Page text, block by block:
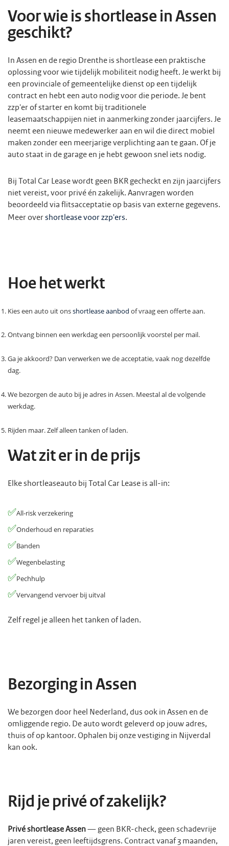
Voor wie is shortlease in Assen
geschikt?
In Assen en de regio Drenthe is shortlease een praktische
oplossing voor wie tijdelijk mobiliteit nodig heeft. Je werkt bij
een provinciale of gemeentelijke dienst op een tijdelijk
contract en hebt een auto nodig voor die periode. Je bent
zzp'er of starter en komt bij traditionele
leasemaatschappijen niet in aanmerking zonder jaarcijfers. Je
neemt een nieuwe medewerker aan en wil die direct mobiel
maken zonder een meerjarige verplichting aan te gaan. Of je
auto staat in de garage en je hebt gewoon snel iets nodig.
Bij Total Car Lease wordt geen BKR gecheckt en zijn jaarcijfers
niet vereist, voor privé én zakelijk. Aanvragen worden
beoordeeld via flitsacceptatie op basis van externe gegevens.
Meer over shortlease voor zzp'ers.
Hoe het werkt
Kies een auto uit onsshortlease aanbod of vraag een offerte aan.
Ontvang binnen een werkdag een persoonlijk voorstel per mail.
Ga je akkoord? Dan verwerken we de acceptatie, vaak nog dezelfde
dag.
We bezorgen de auto bij je adres in Assen. Meestal al de volgende
werkdag.
Rijden maar. Zelf alleen tanken of laden.
Wat zit er in de prijs
Elke shortleaseauto bij Total Car Lease is all-in:
✅All-risk verzekering
✅Onderhoud en reparaties
✅Banden
✅Wegenbelasting
✅Pechhulp
✅Vervangend vervoer bij uitval
Zelf regel je alleen het tanken of laden.
Bezorging in Assen
We bezorgen door heel Nederland, dus ook in Assen en de
omliggende regio. De auto wordt geleverd op jouw adres,
thuis of op kantoor. Ophalen bij onze vestiging in Nijverdal
kan ook.
Rijd je privé of zakelijk?
Privé shortlease Assen — geen BKR-check, geen schadevrije
jaren vereist, geen leeftijdsgrens. Contract vanaf 3 maanden,